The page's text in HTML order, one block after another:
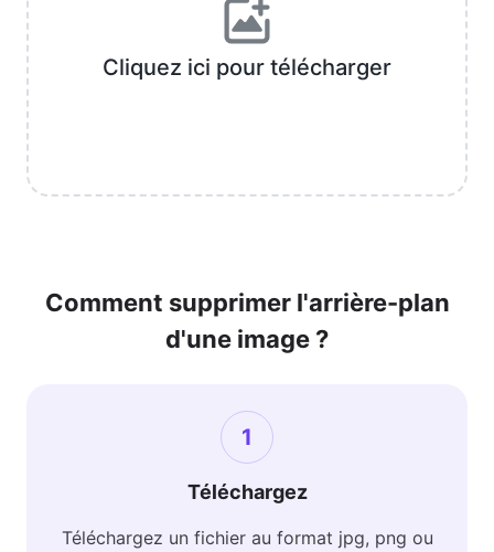
Cliquez ici pour télécharger
Comment supprimer l'arrière-plan
d'une image ?
1
Téléchargez
Téléchargez un fichier au format jpg, png ou